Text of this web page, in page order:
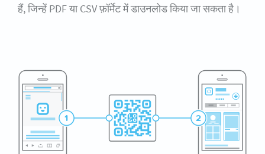
हैं, जिन्हें PDF या CSV फ़ॉर्मेट में डाउनलोड किया जा सकता है।